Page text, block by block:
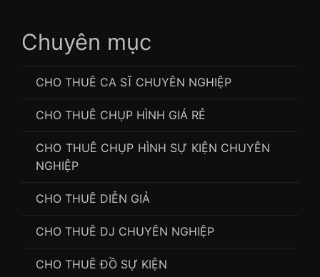
Chuyên mục
CHO THUÊ CA SĨ CHUYÊN NGHIỆP
CHO THUÊ CHỤP HÌNH GIÁ RẺ
CHO THUÊ CHỤP HÌNH SỰ KIỆN CHUYÊN
NGHIỆP
CHO THUÊ DIỄN GIẢ
CHO THUÊ DJ CHUYÊN NGHIỆP
CHO THUÊ ĐỒ SỰ KIỆN